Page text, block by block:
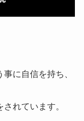
に自信を持ち、
れています。